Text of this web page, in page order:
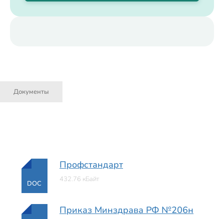
Документы
DOC
Профстандарт
432.76 кБайт
Приказ Минздрава РФ №206н